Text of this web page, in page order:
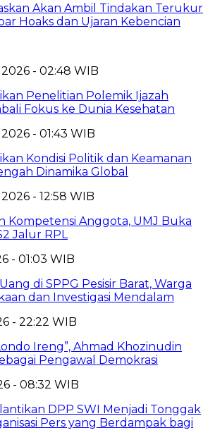
Akan Ambil Tindakan Terukur
Hoaks dan Ujaran Kebencian
- 02:48 WIB
Penelitian Polemik Ijazah
Fokus ke Dunia Kesehatan
- 01:43 WIB
Kondisi Politik dan Keamanan
Dinamika Global
- 12:58 WIB
Kompetensi Anggota, UMJ Buka
Jalur RPL
- 01:03 WIB
di SPPG Pesisir Barat, Warga
dan Investigasi Mendalam
- 22:22 WIB
Ireng”, Ahmad Khozinudin
Pengawal Demokrasi
- 08:32 WIB
DPP SWI Menjadi Tonggak
Pers yang Berdampak bagi